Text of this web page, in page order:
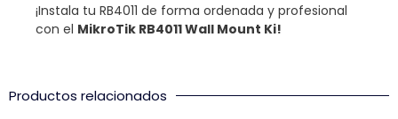
¡Instala tu RB4011 de forma ordenada y profesional
con el MikroTik RB4011 Wall Mount Ki!
Productos relacionados